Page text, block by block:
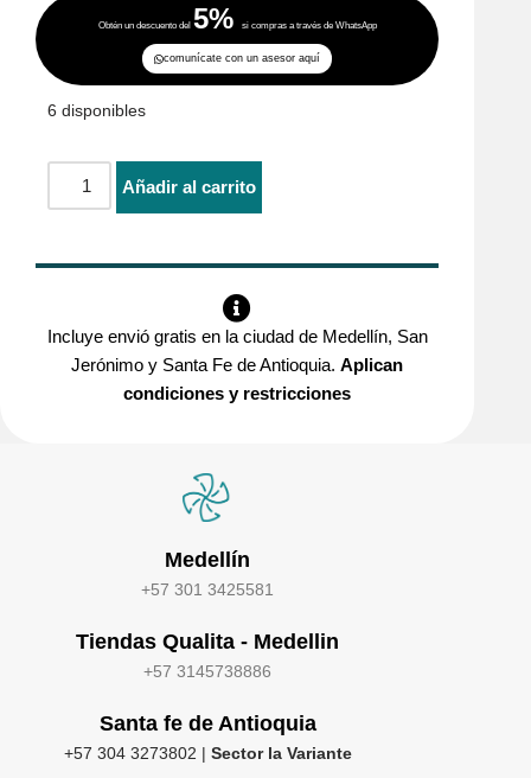
Obtén un descuento del 5% si compras a través de WhatsApp
comunícate con un asesor aquí
6 disponibles
Añadir al carrito
Incluye envió gratis en la ciudad de Medellín, San
Jerónimo y Santa Fe de Antioquia. Aplican
condiciones y restricciones
Medellín
+57 301 3425581
Tiendas Qualita - Medellin
+57 3145738886
Santa fe de Antioquia
+57 304 3273802 | Sector la Variante